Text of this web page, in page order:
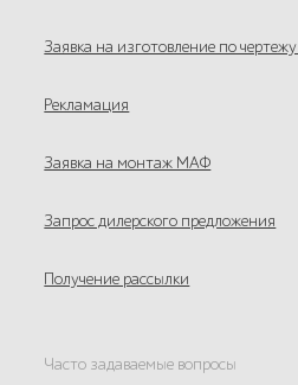
Заявка на изготовление по
Рекламация
Заявка на монтаж МАФ
Запрос дилерского предложения
Получение рассылки
Часто задаваемые вопросы